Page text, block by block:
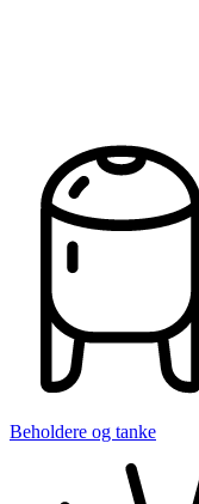
Beholdere og tanke